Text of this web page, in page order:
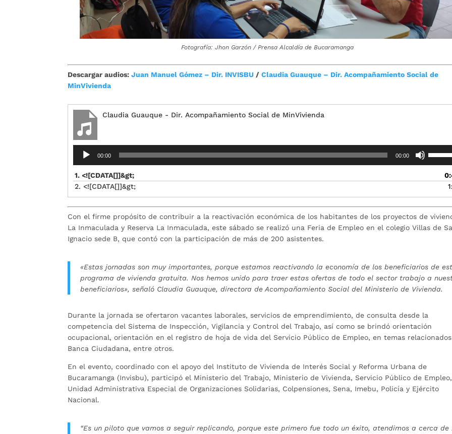
Fotografía: Jhon Garzón / Prensa Alcaldía de Bucaramanga
Descargar audios:Juan Manuel Gómez – Dir. INVISBU /Claudia Guauque – Dir. Acompañamiento Social de
MinVivienda
Claudia Guauque - Dir. Acompañamiento Social de MinVivienda
Reproductor
00:00 00:00
de
para
1. <![CDATA[]]&gt;
2. <![CDATA[]]&gt;
Con el firme propósito de contribuir a la reactivación económica de los habitantes de los proyectos de
La Inmaculada y Reserva La Inmaculada, este sábado se realizó una Feria de Empleo en el colegio Villas de
Ignacio sede B, que contó con la participación de más de 200 asistentes.
«Estas jornadas son muy importantes, porque estamos reactivando la economía de los beneficiarios de
programa de vivienda gratuita. Nos hemos unido para traer estas ofertas de todo el sector trabajo a
beneficiarios», señaló Claudia Guauque, directora de Acompañamiento Social del Ministerio de Vivienda.
Durante la jornada se ofertaron vacantes laborales, servicios de emprendimiento, de consulta desde la
competencia del Sistema de Inspección, Vigilancia y Control del Trabajo, así como se brindó orientación
ocupacional, orientación en el registro de hoja de vida del Servicio Público de Empleo, en temas
Banca Ciudadana, entre otros.
En el evento, coordinado con el apoyo del Instituto de Vivienda de Interés Social y Reforma Urbana de
Bucaramanga (Invisbu), participó el Ministerio del Trabajo, Ministerio de Vivienda, Servicio Público de Empleo,
Unidad Administrativa Especial de Organizaciones Solidarias, Colpensiones, Sena, Imebu, Policía y Ejército
Nacional.
“Es un piloto que vamos a seguir replicando, porque este primero fue todo un éxito, atendimos a cerca de